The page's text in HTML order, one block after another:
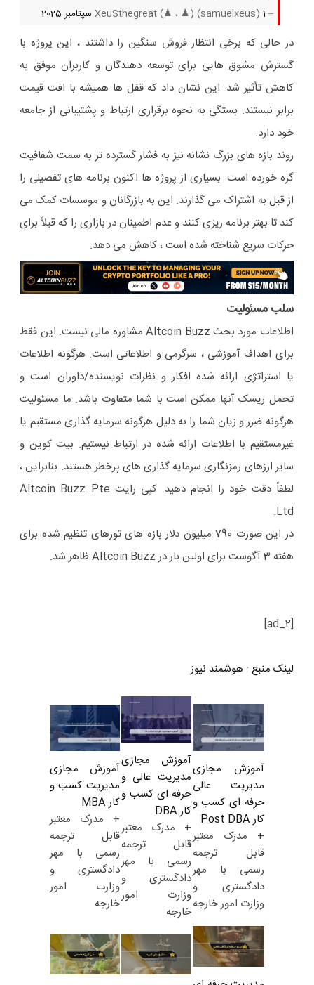
– XeuSthegreat (♟ ، ♟) (samuelxeus) 1 سپتامبر 2025
در حالی که برخی انتظار فروش سنگین را داشتند ، این پروژه با
گسترش مشوق هایی برای توسعه دهندگان و کاربران موفق به
کاهش تأثیر شد. این نشان داد که قفل ها همیشه با افت قیمت
برابر نیستند. بستگی به نحوه برقراری ارتباط و پشتیبانی از جامعه
خود دارد.
روند بازه های بزرگ نشانه نیز به فشار گسترده تر به سمت شفافیت
گره خورده است. بسیاری از پروژه ها اکنون برنامه های تفصیلی را
از قبل به اشتراک می گذارند. این به بازرگانان و موسسات کمک می
کند تا بهتر برنامه ریزی کنند و عدم اطمینان در بازاری را که قبلاً برای
حرکات سریع شناخته شده است ، کاهش می دهد.
سلب مسئولیت
اطلاعات مورد بحث Altcoin Buzz مشاوره مالی نیست. این فقط
برای اهداف آموزشی ، سرگرمی و اطلاعاتی است. هرگونه اطلاعات
یا استراتژی ارائه شده افکار و نظرات نویسنده/داوران است و
تحمل ریسک آنها ممکن است با شما متفاوت باشد. ما مسئولیت
هرگونه ضرر و زیان شما را به دلیل هرگونه سرمایه گذاری مستقیم یا
غیرمستقیم با اطلاعات ارائه شده در ارتباط نیستیم. بیت کوین و
سایر ارزهای رمزنگاری سرمایه گذاری های پرخطر هستند. بنابراین ،
لطفاً دقت خود را انجام دهید. کپی رایت Altcoin Buzz Pte
Ltd.
در این صورت 790 میلیون دلار بازه های تورهای تنظیم شده برای
هفته 3 آگوست برای اولین بار در Altcoin Buzz ظاهر شد.
[ad_2]
لینک منبع : هوشمند نیوز
آموزش مجازی
مدیریت عالی
حرفه ای کسب و
کار Post DBA
+ مدرک معتبر
قابل ترجمه
رسمی با مهر
دادگستری و
وزارت امور خارجه
آموزش مجازی
مدیریت عالی و
حرفه ای کسب و
کار DBA
+ مدرک معتبر
قابل ترجمه
رسمی با مهر
دادگستری و
وزارت امور
خارجه
آموزش مجازی
مدیریت کسب و
کار MBA
+ مدرک معتبر
قابل ترجمه
رسمی با مهر
دادگستری و
وزارت امور
خارجه